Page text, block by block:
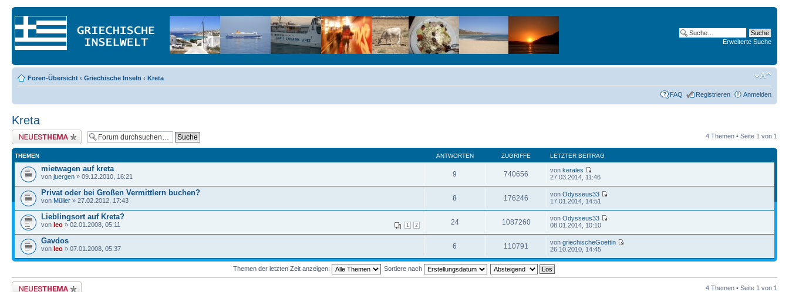
Erweiterte Suche
Foren-Übersicht ‹ Griechische Inseln ‹ Kreta
FAQ Registrieren Anmelden
Kreta
Neues Thema erstellen 4 Themen • Seite 1 von 1
THEMEN ANTWORTEN ZUGRIFFE LETZTER BEITRAG
mietwagen auf kreta
von juergen » 09.12.2010, 16:21 9 740656 vonkerales
27.03.2014, 11:46
Privat oder bei Großen Vermittlern buchen?
von Müller » 27.02.2012, 17:43 8 176246 vonOdysseus33
17.01.2014, 14:51
Lieblingsort auf Kreta?
1 2
von leo » 02.01.2008, 05:11 24 1087260 vonOdysseus33
08.01.2014, 10:10
Gavdos
von leo » 07.01.2008, 05:37 6 110791 vongriechischeGoettin
26.10.2010, 14:45
Themen der letzten Zeit anzeigen: Sortiere nach
Neues Thema erstellen 4 Themen • Seite 1 von 1